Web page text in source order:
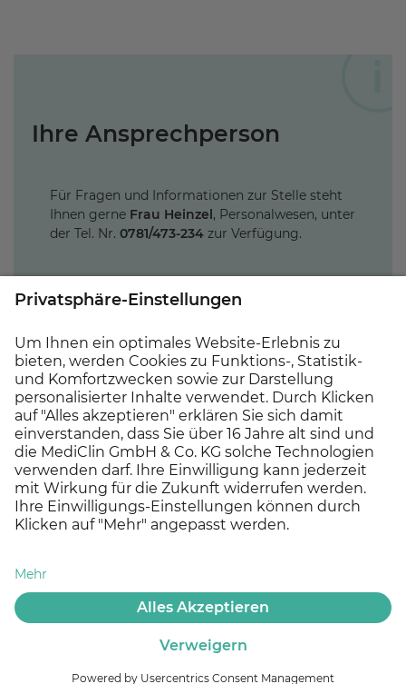
Ihre Ansprechperson
Für Fragen und Informationen zur Stelle steht
Ihnen gerne Frau Heinzel, Personalwesen, unter
der Tel. Nr. 0781/473-234 zur Verfügung.
Weitere Informationen rund ums FSJ erhalten
DRK Offenburg
www.drk-baden-freiwilligendienste.de
Wir freuen uns auf Ihre Bewerbung!
Jetzt bewerben!